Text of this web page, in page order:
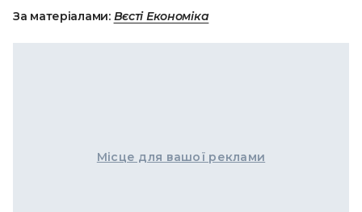
За матеріалами: Вєсті Економіка
Місце для вашої реклами